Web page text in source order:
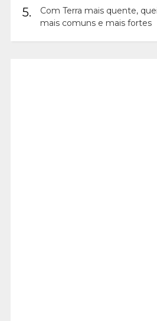
5.
Com Terra mais quente,
mais comuns e mais fortes